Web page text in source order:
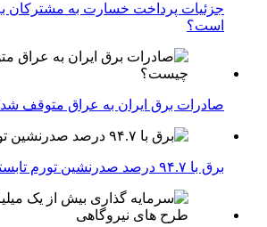
جزئیات پرداخت خسارت به مشترکان
است؟
صادرات برق ایران به عراق متوقف
برق با ۹۴.۷ درصد صدرنشین تورم تابستانی!